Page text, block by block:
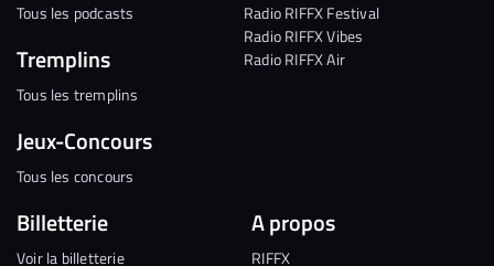
Tous les podcasts
Tremplins
Tous les tremplins
Jeux-Concours
Tous les concours
Radio RIFFX Festival
Radio RIFFX Vibes
Radio RIFFX Air
Billetterie
Voir la billetterie
A propos
RIFFX